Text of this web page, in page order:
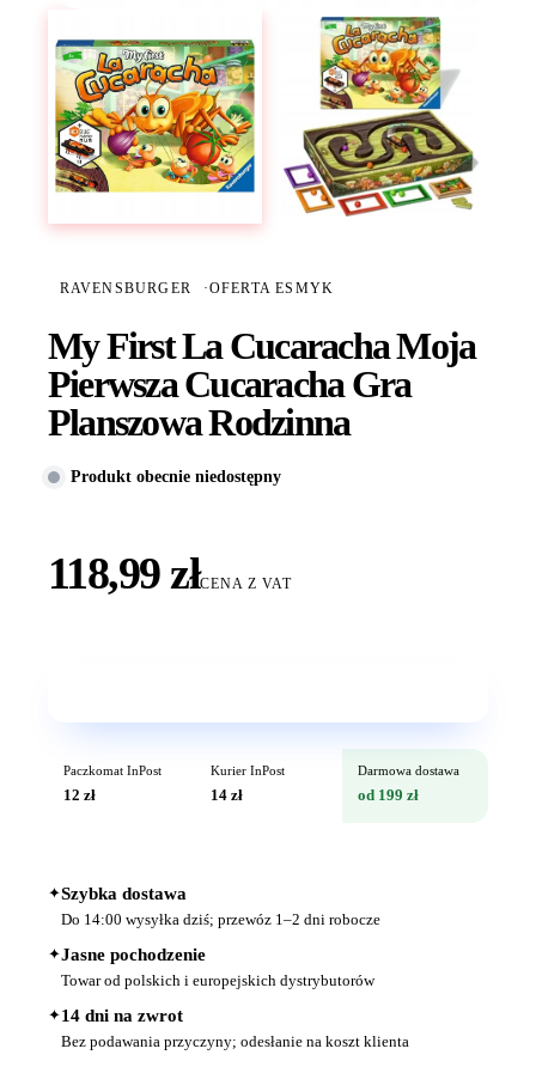
RAVENSBURGER ·OFERTA ESMYK
My First La Cucaracha Moja
Pierwsza Cucaracha Gra
Planszowa Rodzinna
Produkt obecnie niedostępny
118,99 złCENA Z VAT
Paczkomat InPost
12 zł
Kurier InPost
14 zł
Darmowa dostawa
od 199 zł
✦Szybka dostawa
Do 14:00 wysyłka dziś; przewóz 1–2 dni robocze
✦Jasne pochodzenie
Towar od polskich i europejskich dystrybutorów
✦14 dni na zwrot
Bez podawania przyczyny; odesłanie na koszt klienta